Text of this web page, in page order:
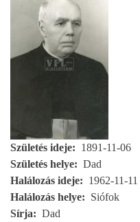
Születés ideje
1891-11-06
Születés helye
Dad
Halálozás ideje
1962-11-11
Halálozás helye
Siófok
Sírja
Dad